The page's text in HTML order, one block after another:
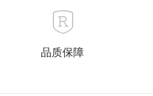
品质保障